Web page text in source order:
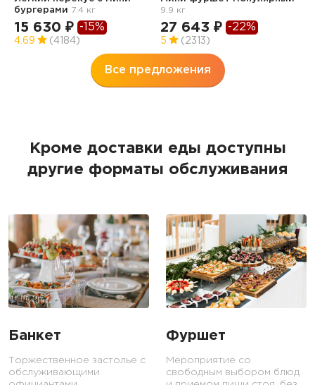
бургерами 7.4 кг
15 630 ₽ -15%
4.69 (4184)
9.9 кг
27 643 ₽ -22%
5 (2313)
Все предложения
Кроме доставки еды доступны
другие форматы обслуживания
Банкет
Торжественное застолье с
обслуживающими
Фуршет
Мероприятие со
свободным выбором блюд